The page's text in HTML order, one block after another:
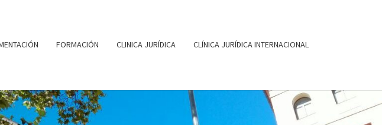
FORMACIÓN CLINICA JURÍDICA CLÍNICA JURÍDICA INTERNACIONAL